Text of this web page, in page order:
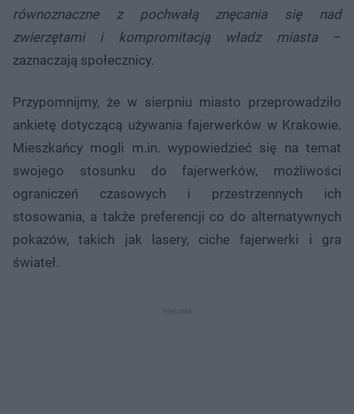
równoznaczne z pochwałą znęcania się nad
zwierzętami i kompromitacją władz miasta–
zaznaczają społecznicy.
Przypomnijmy, że w sierpniu miasto przeprowadziło
ankietę dotyczącą używania fajerwerków w Krakowie.
Mieszkańcy mogli m.in. wypowiedzieć się na temat
swojego stosunku do fajerwerków, możliwości
ograniczeń czasowych i przestrzennych ich
stosowania, a także preferencji co do alternatywnych
pokazów, takich jak lasery, ciche fajerwerki i gra
świateł.